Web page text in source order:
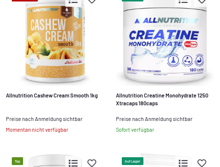
Allnutrition Cashew Cream Smooth 1kg
Preise nach Anmeldung sichtbar
Momentan nicht verfügbar
Allnutrition Creatine Monohydrate 1250
Xtracaps 180caps
Preise nach Anmeldung sichtbar
Sofort verfügbar
Top Auf Lager